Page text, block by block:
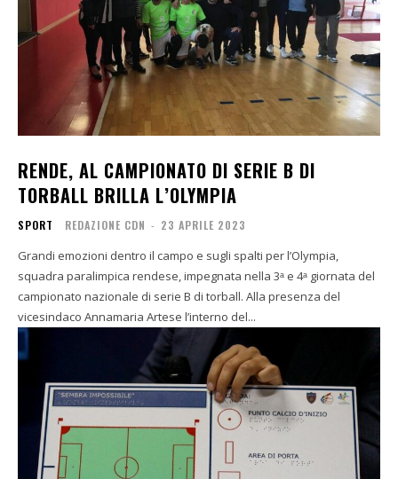
RENDE, AL CAMPIONATO DI SERIE B DI
TORBALL BRILLA L’OLYMPIA
SPORT REDAZIONE CDN - 23 APRILE 2023
Grandi emozioni dentro il campo e sugli spalti per l’Olympia,
squadra paralimpica rendese, impegnata nella 3ᵃ e 4ᵃ giornata del
campionato nazionale di serie B di torball. Alla presenza del
vicesindaco Annamaria Artese l’interno del...